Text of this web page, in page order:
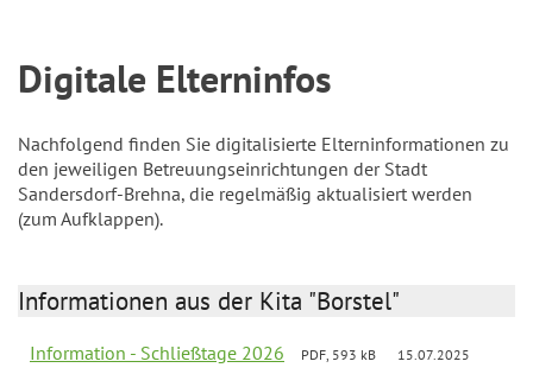
Digitale Elterninfos
Nachfolgend finden Sie digitalisierte Elterninformationen zu
den jeweiligen Betreuungseinrichtungen der Stadt
Sandersdorf-Brehna, die regelmäßig aktualisiert werden
(zum Aufklappen).
Informationen aus der Kita "Borstel"
Information - Schließtage 2026 PDF, 593 kB 15.07.2025